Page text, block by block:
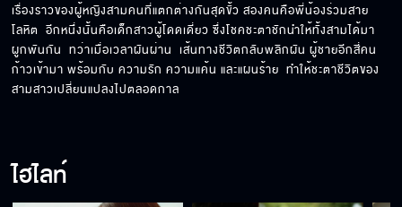
พ่อแม่ให้ชีวิตเป็นต้นทุนแล้ว เราต้องใช้มันให้เป็น
เรื่องราวของผู้หญิงสามคนที่แตกต่างกันสุดขั้ว สองคนคือพี่น้องร่วมสาย
โลหิต  อีกหนึ่งนั้นคือเด็กสาวผู้โดดเดี่ยว ซึ่งโชคชะตาชักนำให้ทั้งสามได้มา
ผูกพันกัน  ทว่าเมื่อเวลาผันผ่าน  เส้นทางชีวิตกลับพลิกผัน ผู้ชายอีกสี่คน
ก้าวเข้ามา พร้อมกับ ความรัก ความแค้น และแผนร้าย  ทำให้ชะตาชีวิตของ
สามสาวเปลี่ยนแปลงไปตลอดกาล
ไฮไลท์